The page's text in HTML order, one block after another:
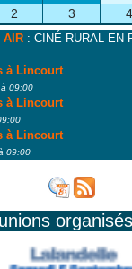
2 3 4
AIR : CINÉ RURAL EN
à Lincourt
09:00
à Lincourt
à Lincourt
09:00